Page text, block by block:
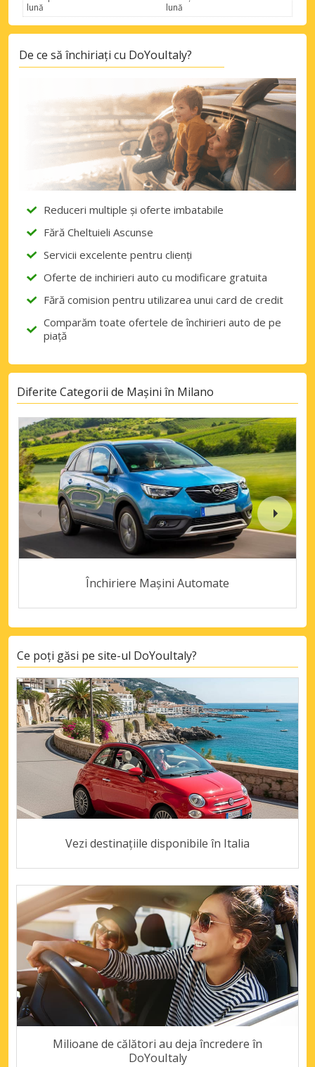
lună
lună
De ce să închiriați cu DoYouItaly?
Reduceri multiple și oferte imbatabile
Fără Cheltuieli Ascunse
Servicii excelente pentru clienți
Oferte de inchirieri auto cu modificare gratuita
Fără comision pentru utilizarea unui card de credit
Comparăm toate ofertele de închirieri auto de pe
piață
Diferite Categorii de Mașini în Milano
Închiriere Mașini Automate
Ce poți găsi pe site-ul DoYouItaly?
Vezi destinațiile disponibile în Italia
Milioane de călători au deja încredere în
DoYouItaly